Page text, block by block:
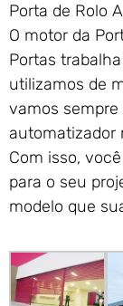
Porta de Rolo
O motor da
Portas
utilizamos de
vamos
automatizador
Com isso,
para o seu
modelo que